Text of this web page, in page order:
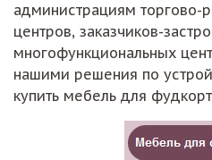
администрациям торгово-
центров, заказчиков-
многофункциональных
нашими решения по
купить мебель для